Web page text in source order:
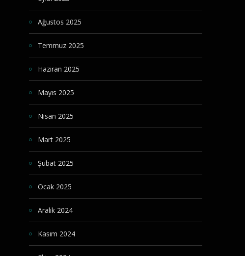
Ağustos 2025
Temmuz 2025
Haziran 2025
Mayıs 2025
Nisan 2025
Mart 2025
Şubat 2025
Ocak 2025
Aralık 2024
Kasım 2024